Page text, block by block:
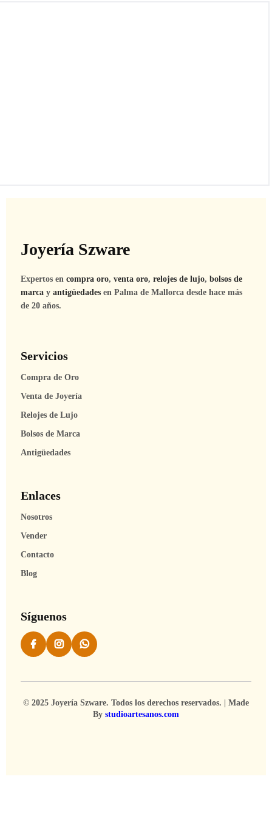
Joyería Szware
Expertos en compra oro, venta oro, relojes de lujo, bolsos de
marca y antigüedades en Palma de Mallorca desde hace más
de 20 años.
Servicios
Compra de Oro
Venta de Joyería
Relojes de Lujo
Bolsos de Marca
Antigüedades
Enlaces
Nosotros
Vender
Contacto
Blog
Síguenos
© 2025 Joyería Szware. Todos los derechos reservados. | Made
By studioartesanos.com